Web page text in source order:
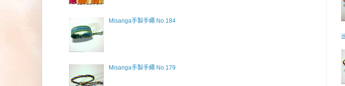
Misanga手製手繩 No.184
Misanga手製手繩 No.179